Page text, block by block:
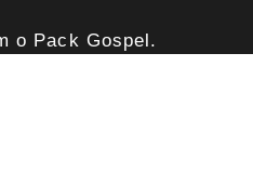
o Pack Gospel.